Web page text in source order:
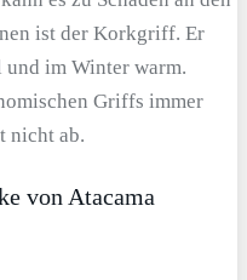
ist der Korkgriff. Er
und im Winter warm.
Griffs immer
nicht ab.
von Atacama